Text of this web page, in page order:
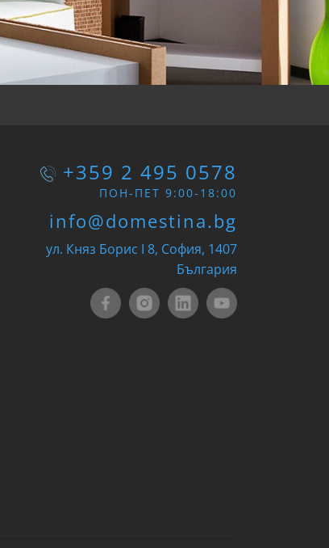
+359 2 495 0578
ПОН-ПЕТ 9:00-18:00
info@domestina.bg
ул. Княз Борис I 8, София, 1407
България